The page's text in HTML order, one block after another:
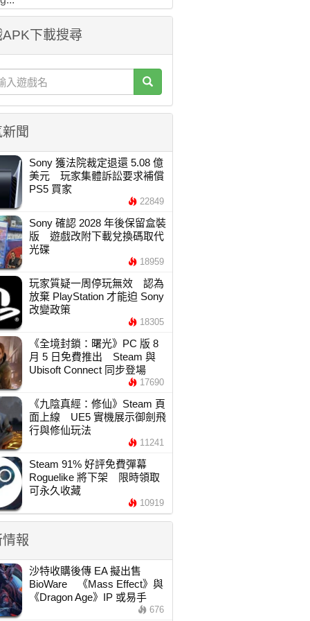
下載搜尋
聞
Sony 獲法院裁定退還 5.08 億
美元 玩家集體訴訟要求補償
PS5 買家
22849
Sony 確認 2028 年後保留盒裝
版 遊戲改附下載兌換碼取代
光碟
18959
玩家質疑一周停玩無效 認為
放棄 PlayStation 才能迫 Sony
改變政策
18305
《全境封鎖：曙光》PC 版 8
月 5 日免費推出 Steam 與
Ubisoft Connect 同步登場
17690
《九陰真經：修仙》Steam 頁
面上線 UE5 實機展示御劍飛
行與修仙玩法
11241
Steam 91% 好評免費彈幕
Roguelike 將下架 限時領取
可永久收藏
10919
報
沙特收購後傳 EA 擬出售
BioWare 《Mass Effect》與
《Dragon Age》IP 或易手
676